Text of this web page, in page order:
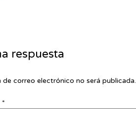
respuesta
de correo electrónico no será publicada.
*